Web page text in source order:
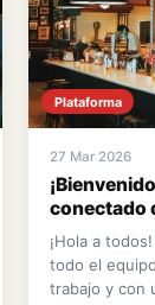
Plataforma
27 Mar 2026
conectado
¡Hola a
todo el
trabajo y con